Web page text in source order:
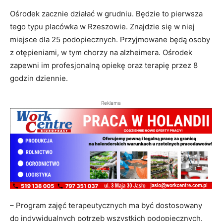
Ośrodek zacznie działać w grudniu. Będzie to pierwsza
tego typu placówka w Rzeszowie. Znajdzie się w niej
miejsce dla 25 podopiecznych. Przyjmowane będą osoby
z otępieniami, w tym chorzy na alzheimera. Ośrodek
zapewni im profesjonalną opiekę oraz terapię przez 8
godzin dziennie.
Reklama
– Program zajęć terapeutycznych ma być dostosowany
do indywidualnych potrzeb wszystkich podopiecznych.